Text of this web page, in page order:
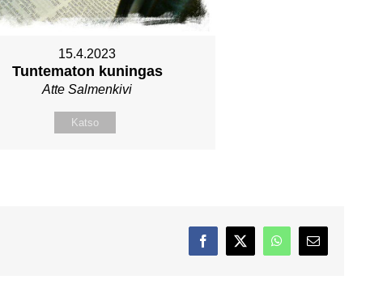
15.4.2023
Tuntematon kuningas
Atte Salmenkivi
Katso
Facebook
X WhatsAppSähköposti